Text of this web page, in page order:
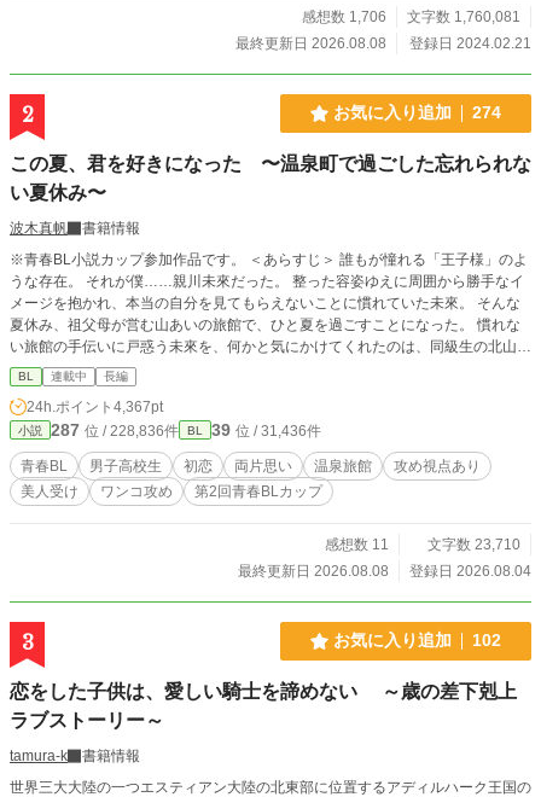
もありR18までは少しかかりますが、その場面には※つけます。
感想数 1,706
文字数 1,760,081
最終更新日 2026.08.08
登録日 2024.02.21
2 お気に入り追加 274
この夏、君を好きになった 〜温泉町で過ごした忘れられな
い夏休み〜
波木真帆
書籍情報
※青春BL小説カップ参加作品です。 ＜あらすじ＞ 誰もが憧れる「王子様」のよ
うな存在。 それが僕……親川未來だった。 整った容姿ゆえに周囲から勝手なイ
メージを抱かれ、本当の自分を見てもらえないことに慣れていた未來。 そんな
夏休み、祖父母が営む山あいの旅館で、ひと夏を過ごすことになった。 慣れな
い旅館の手伝いに戸惑う未來を、何かと気にかけてくれたのは、同級生の北山
迅。 偶然にも同じ町で夏を過ごすことになった彼は、ときどき旅館の仕事を手
伝いに来てくれる。 誰にでも分け隔てなく優しくて、気づけば未來の毎日に欠
かせない存在になっていく。 迅の何気ない一言や優しさに触れるたび、止まっ
ていた未來の心は少しずつ変わっていく。 ひと夏の出会いから始まる、不器用
な二人の青春と初恋の物語。 高校生な二人の甘酸っぱいドキドキ感を楽しんで
いただけたらと思っています。
BL 連載中 長編
24h.ポイント 4,367pt
小説 287 位 / 228,836件 BL 39 位 / 31,436件
青春BL 男子高校生 初恋 両片思い 温泉旅館
攻め視点あり
美人受け
ワンコ攻め 第2回青春BLカップ
感想数 11
文字数 23,710
最終更新日 2026.08.08
登録日 2026.08.04
3 お気に入り追加 102
恋をした子供は、愛しい騎士を諦めない ～歳の差下剋上
ラブストーリー～
tamura-k
書籍情報
世界三大大陸の一つエスティアン大陸の北東部に位置するアディルハーク王国の